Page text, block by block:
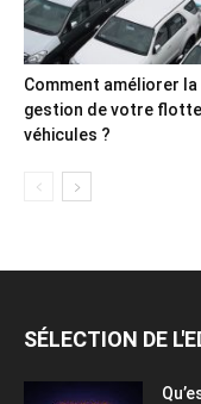
Comment améliorer la
gestion de votre
véhicules ?
SÉLECTION DE